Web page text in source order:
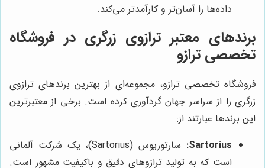
داده‌ها را آسان‌تر و کارآمدتر می‌کند.
برندهای معتبر ترازوی زرگری در فروشگاه
تخصصی ترازو
فروشگاه تخصصی ترازو، مجموعه‌ای از بهترین برندهای ترازوی
زرگری را از سراسر جهان گردآوری کرده است. برخی از معتبرترین
این برندها عبارتند از:
Sartorius:
سارتوریوس (Sartorius)، یک شرکت آلمانی
است که به تولید ترازوهای دقیق و باکیفیت مشهور است.